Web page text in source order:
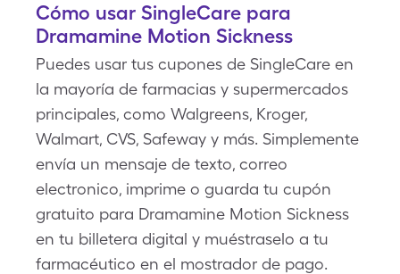
Cómo usar SingleCare para
Dramamine Motion Sickness
Puedes usar tus cupones de SingleCare en
la mayoría de farmacias y supermercados
principales, como Walgreens, Kroger,
Walmart, CVS, Safeway y más. Simplemente
envía un mensaje de texto, correo
electronico, imprime o guarda tu cupón
gratuito para Dramamine Motion Sickness
en tu billetera digital y muéstraselo a tu
farmacéutico en el mostrador de pago.